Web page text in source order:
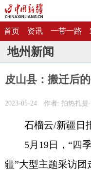
首页 资讯 一带一路
地州新闻
皮山县：搬迁后
2023-05-24 作者: 拍热扎提
石榴云/新疆日
5月19日，“四
疆”大型主题采访